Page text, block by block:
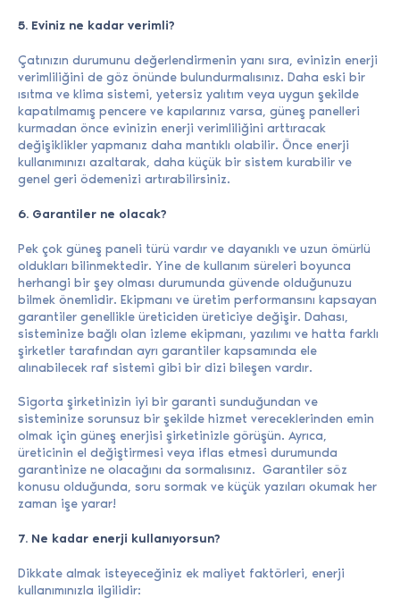
5. Eviniz ne kadar verimli?
Çatınızın durumunu değerlendirmenin yanı sıra, evinizin enerji
verimliliğini de göz önünde bulundurmalısınız. Daha eski bir
ısıtma ve klima sistemi, yetersiz yalıtım veya uygun şekilde
kapatılmamış pencere ve kapılarınız varsa, güneş panelleri
kurmadan önce evinizin enerji verimliliğini arttıracak
değişiklikler yapmanız daha mantıklı olabilir. Önce enerji
kullanımınızı azaltarak, daha küçük bir sistem kurabilir ve
genel geri ödemenizi artırabilirsiniz.
6. Garantiler ne olacak?
Pek çok güneş paneli türü vardır ve dayanıklı ve uzun ömürlü
oldukları bilinmektedir. Yine de kullanım süreleri boyunca
herhangi bir şey olması durumunda güvende olduğunuzu
bilmek önemlidir. Ekipmanı ve üretim performansını kapsayan
garantiler genellikle üreticiden üreticiye değişir. Dahası,
sisteminize bağlı olan izleme ekipmanı, yazılımı ve hatta farklı
şirketler tarafından ayrı garantiler kapsamında ele
alınabilecek raf sistemi gibi bir dizi bileşen vardır.
Sigorta şirketinizin iyi bir garanti sunduğundan ve
sisteminize sorunsuz bir şekilde hizmet vereceklerinden emin
olmak için güneş enerjisi şirketinizle görüşün. Ayrıca,
üreticinin el değiştirmesi veya iflas etmesi durumunda
garantinize ne olacağını da sormalısınız. Garantiler söz
konusu olduğunda, soru sormak ve küçük yazıları okumak her
zaman işe yarar!
7. Ne kadar enerji kullanıyorsun?
Dikkate almak isteyeceğiniz ek maliyet faktörleri, enerji
kullanımınızla ilgilidir: